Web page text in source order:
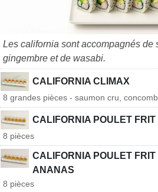
Les california sont accompagnés de
gingembre et de wasabi.
CALIFORNIA CLIMAX
8 grandes pièces - saumon cru,
CALIFORNIA POULET FRIT
8 pièces
CALIFORNIA POULET FRIT
ANANAS
8 pièces